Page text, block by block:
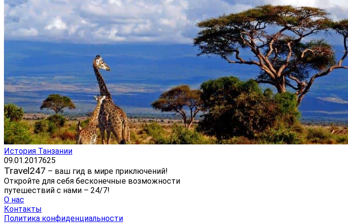
История Танзании
09.01.2017625
Travel247 – ваш гид в мире приключений!
Откройте для себя бесконечные возможности
путешествий с нами – 24/7!
О нас
Контакты
Политика конфиденциальности